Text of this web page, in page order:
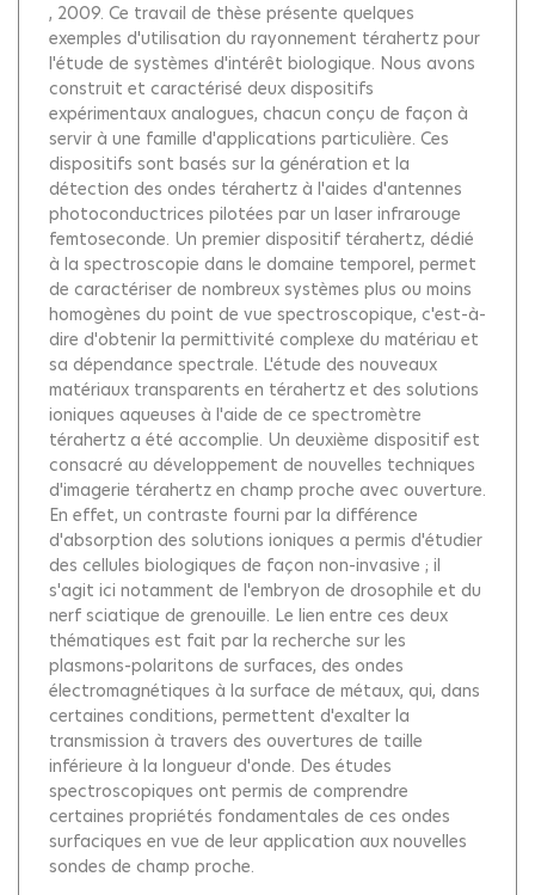
, 2009. Ce travail de thèse présente quelques
exemples d'utilisation du rayonnement térahertz pour
l'étude de systèmes d'intérêt biologique. Nous avons
construit et caractérisé deux dispositifs
expérimentaux analogues, chacun conçu de façon à
servir à une famille d'applications particulière. Ces
dispositifs sont basés sur la génération et la
détection des ondes térahertz à l'aides d'antennes
photoconductrices pilotées par un laser infrarouge
femtoseconde. Un premier dispositif térahertz, dédié
à la spectroscopie dans le domaine temporel, permet
de caractériser de nombreux systèmes plus ou moins
homogènes du point de vue spectroscopique, c'est-à-
dire d'obtenir la permittivité complexe du matériau et
sa dépendance spectrale. L'étude des nouveaux
matériaux transparents en térahertz et des solutions
ioniques aqueuses à l'aide de ce spectromètre
térahertz a été accomplie. Un deuxième dispositif est
consacré au développement de nouvelles techniques
d'imagerie térahertz en champ proche avec ouverture.
En effet, un contraste fourni par la différence
d'absorption des solutions ioniques a permis d'étudier
des cellules biologiques de façon non-invasive ; il
s'agit ici notamment de l'embryon de drosophile et du
nerf sciatique de grenouille. Le lien entre ces deux
thématiques est fait par la recherche sur les
plasmons-polaritons de surfaces, des ondes
électromagnétiques à la surface de métaux, qui, dans
certaines conditions, permettent d'exalter la
transmission à travers des ouvertures de taille
inférieure à la longueur d'onde. Des études
spectroscopiques ont permis de comprendre
certaines propriétés fondamentales de ces ondes
surfaciques en vue de leur application aux nouvelles
sondes de champ proche.